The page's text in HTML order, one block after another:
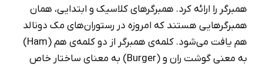
همبرگر را ارائه کرد. همبرگرهای کلاسیک و ابتدایی، همان
همبرگرهایی هستند که امروزه در رستوران‌های مک دونالد
هم یافت می‌شود. کلمه‌ی همبرگر از دو کلمه‌ی هم (Ham)
به معنی گوشت ران و (Burger) به معنای ساختار خاص